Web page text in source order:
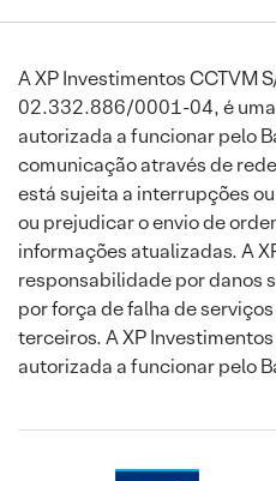
A XP Investimentos CCTVM
02.332.886/0001-04, é
autorizada a funcionar pelo
comunicação através de
está sujeita a interrupções
ou prejudicar o envio de
informações atualizadas. A
responsabilidade por danos
por força de falha de
terceiros. A XP
autorizada a funcionar pelo